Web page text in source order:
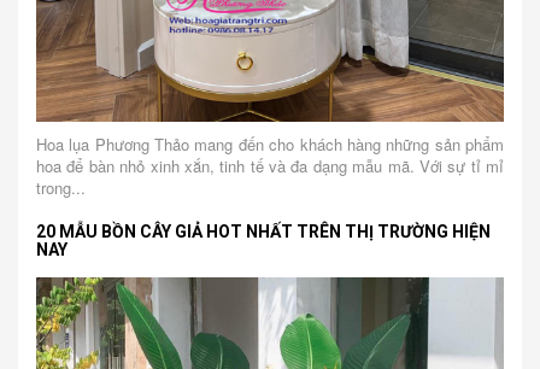
Hoa lụa Phương Thảo mang đến cho khách hàng những sản phẩm
hoa để bàn nhỏ xinh xắn, tinh tế và đa dạng mẫu mã. Với sự tỉ mỉ
trong...
20 MẪU BỒN CÂY GIẢ HOT NHẤT TRÊN THỊ TRƯỜNG HIỆN
NAY